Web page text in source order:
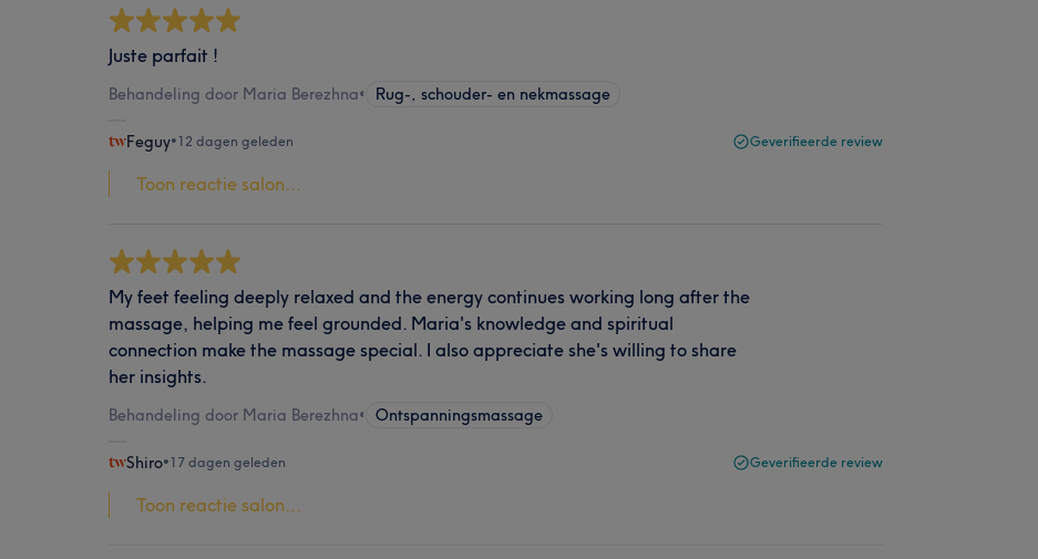
Juste parfait !
Behandeling door Maria Berezhna• Rug-, schouder- en nekmassage
Feguy•12 dagen geleden Geverifieerde review
Toon reactie salon...
My feet feeling deeply relaxed and the energy continues working long after the
massage, helping me feel grounded. Maria's knowledge and spiritual
connection make the massage special. I also appreciate she's willing to share
her insights.
Behandeling door Maria Berezhna• Ontspanningsmassage
Shiro•17 dagen geleden Geverifieerde review
Toon reactie salon...